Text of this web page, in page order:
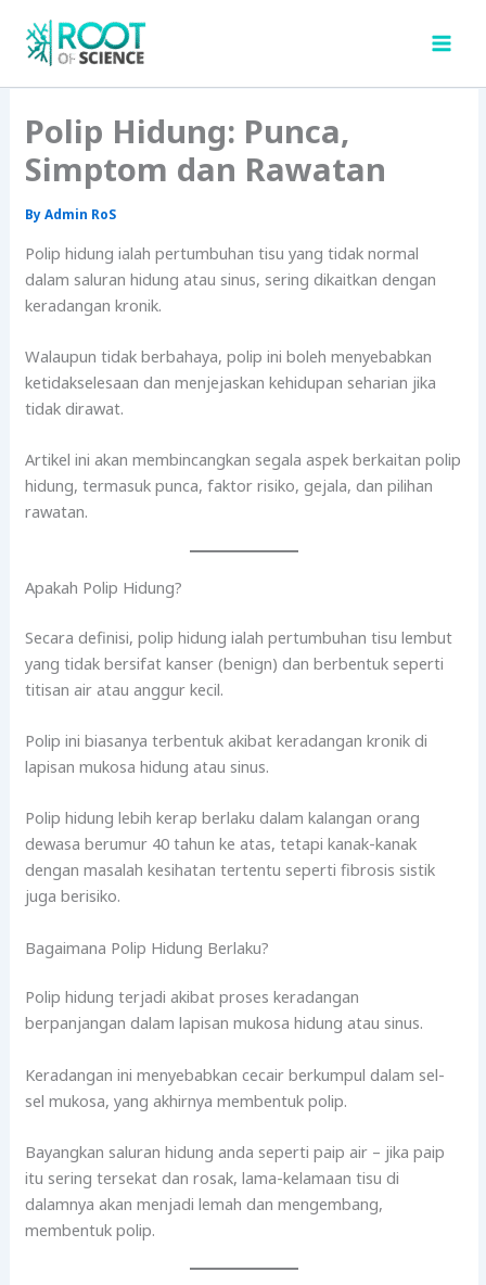
content
Polip Hidung: Punca,
Simptom dan Rawatan
ByAdmin RoS
Polip hidung ialah pertumbuhan tisu yang tidak normal
dalam saluran hidung atau sinus, sering dikaitkan dengan
keradangan kronik.
Walaupun tidak berbahaya, polip ini boleh menyebabkan
ketidakselesaan dan menjejaskan kehidupan seharian jika
tidak dirawat.
Artikel ini akan membincangkan segala aspek berkaitan polip
hidung, termasuk punca, faktor risiko, gejala, dan pilihan
rawatan.
Apakah Polip Hidung?
Secara definisi, polip hidung ialah pertumbuhan tisu lembut
yang tidak bersifat kanser (benign) dan berbentuk seperti
titisan air atau anggur kecil.
Polip ini biasanya terbentuk akibat keradangan kronik di
lapisan mukosa hidung atau sinus.
Polip hidung lebih kerap berlaku dalam kalangan orang
dewasa berumur 40 tahun ke atas, tetapi kanak-kanak
dengan masalah kesihatan tertentu seperti fibrosis sistik
juga berisiko.
Bagaimana Polip Hidung Berlaku?
Polip hidung terjadi akibat proses keradangan
berpanjangan dalam lapisan mukosa hidung atau sinus.
Keradangan ini menyebabkan cecair berkumpul dalam sel-
sel mukosa, yang akhirnya membentuk polip.
Bayangkan saluran hidung anda seperti paip air – jika paip
itu sering tersekat dan rosak, lama-kelamaan tisu di
dalamnya akan menjadi lemah dan mengembang,
membentuk polip.